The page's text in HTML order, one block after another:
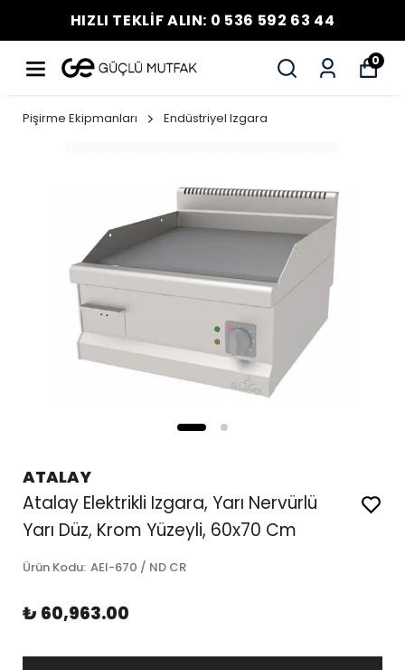
HIZLI TEKLİF ALIN: 0 536 592 63 44
0
Pişirme Ekipmanları Endüstriyel Izgara
ATALAY
Atalay Elektrikli Izgara, Yarı Nervürlü
Yarı Düz, Krom Yüzeyli, 60x70 Cm
Ürün Kodu: AEI-670 / ND CR
₺ 60,963.00